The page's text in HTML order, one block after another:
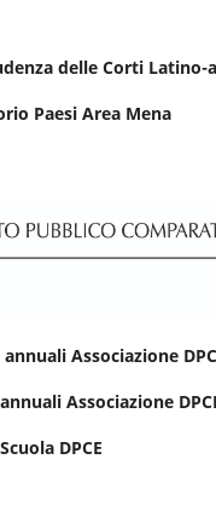
delle Corti Latino-
Paesi Area Mena
Associazione
Associazione
DPCE